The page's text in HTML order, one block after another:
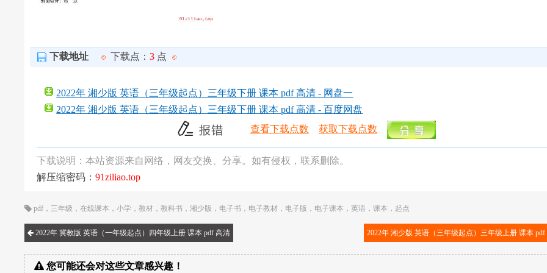
下载地址 下载点：3 点
2022年 湘少版 英语（三年级起点）三年级下册 课本 pdf 高清 - 网盘一
2022年 湘少版 英语（三年级起点）三年级下册 课本 pdf 高清 - 百度网盘
查看下载点数
获取下载点数
下载说明：本站资源来自网络，网友交换、分享。如有侵权，联系删除。
解压缩密码：91ziliao.top
pdf ， 三年级 ，在线课本 ，小学 ，教材 ，教科书 ，湘少版 ， 电子书 ， 电子教材 ， 电子版 ， 电子课本 ，英语 ，课本 ， 起点
2022年 冀教版 英语（一年级起点）四年级上册 课本 pdf 高清 2022年 湘少版 英语（三年级起点）三年级上册 课本
您可能还会对这些文章感兴趣！